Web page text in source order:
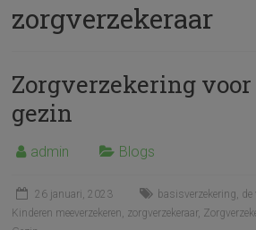
zorgverzekeraar
Zorgverzekering
gezin
admin Blogs
26 januari, 2023 basisverzekering, de
Kinderen meeverzekeren, zorgverzekeraar,